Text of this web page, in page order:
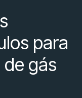
para
gás